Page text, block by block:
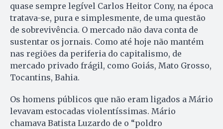
quase sempre legível Carlos Heitor Cony, na época
tratava-se, pura e simplesmente, de uma questão
de sobrevivência. O mercado não dava conta de
sustentar os jornais. Como até hoje não mantém
nas regiões da periferia do capitalismo, de
mercado privado frágil, como Goiás, Mato Grosso,
Tocantins, Bahia.
Os homens públicos que não eram ligados a Mário
levavam estocadas violentíssimas. Mário
chamava Batista Luzardo de o “poldro